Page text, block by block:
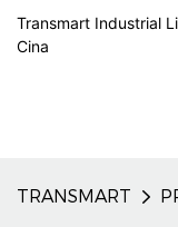
Transmart Industrial
Cina
TRANSMART